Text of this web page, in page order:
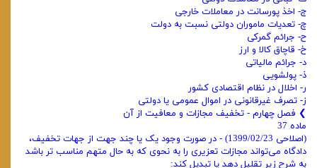
ج- اخذ پورسانت در معاملات خارجی
چ- تعدیات ماموران دولتی نسبت به دولت
ح- جرائم گمرکی
خ- قاچاق کالا و ارز
د- جرائم مالیاتی
ذ- پولشویی
ر- اخلال در نظام اقتصادی کشور
ز- تصرف غیرقانونی در اموال عمومی یا دولتی
❯ فصل چهارم - تخفیف مجازات و معافیت از آن
ماده 37
(اصلاحی 1399/02/23) - در صورت وجود یک یا چند جهت از جهات تخفیف،
دادگاه می‌تواند مجازات تعزیری را به نحوی که به حال متهم مناسب تر باشد
به شرح زیر تقلیل دهد یا تبدیل کند: